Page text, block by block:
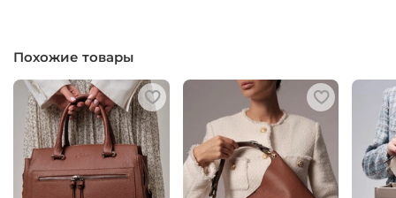
Похожие товары